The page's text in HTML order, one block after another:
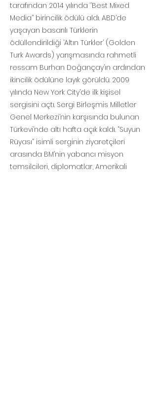
tarafından 2014 yılında ‘’Best Mixed
Media’’ birincilik ödülü aldı. ABD’de
yaşayan basarılı Türklerin
ödüllendirildiği ’Altın Türkler’ (Golden
Turk Awards) yarışmasında rahmetli
ressam Burhan Doğançay’ın ardından
ikincilik ödülüne layık görüldü. 2009
yılında New York City’de ilk kişisel
sergisini açtı. Sergi Birleşmis Milletler
Genel Merkezi’nin karşısında bulunan
Türkevi’nde altı hafta açık kaldı. “Suyun
Rüyası” isimli serginin ziyaretçileri
arasında BM’nin yabancı misyon
temsilcileri, diplomatlar, Amerikali